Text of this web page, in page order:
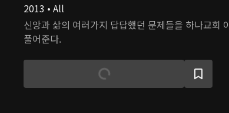
2013 • All
신앙과 삶의 여러가지 답답했던 문제들을 하나교회
풀어준다.